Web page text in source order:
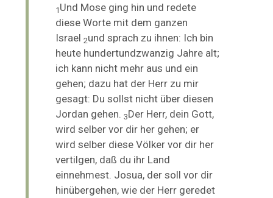
1 Und Mose ging hin und redete
diese Worte mit dem ganzen
Israel2und sprach zu ihnen: Ich bin
heute hundertundzwanzig Jahre alt;
ich kann nicht mehr aus und ein
gehen; dazu hat der Herr zu mir
gesagt: Du sollst nicht über diesen
Jordan gehen.3Der Herr, dein Gott,
wird selber vor dir her gehen; er
wird selber diese Völker vor dir her
vertilgen, daß du ihr Land
einnehmest. Josua, der soll vor dir
hinübergehen, wie der Herr geredet